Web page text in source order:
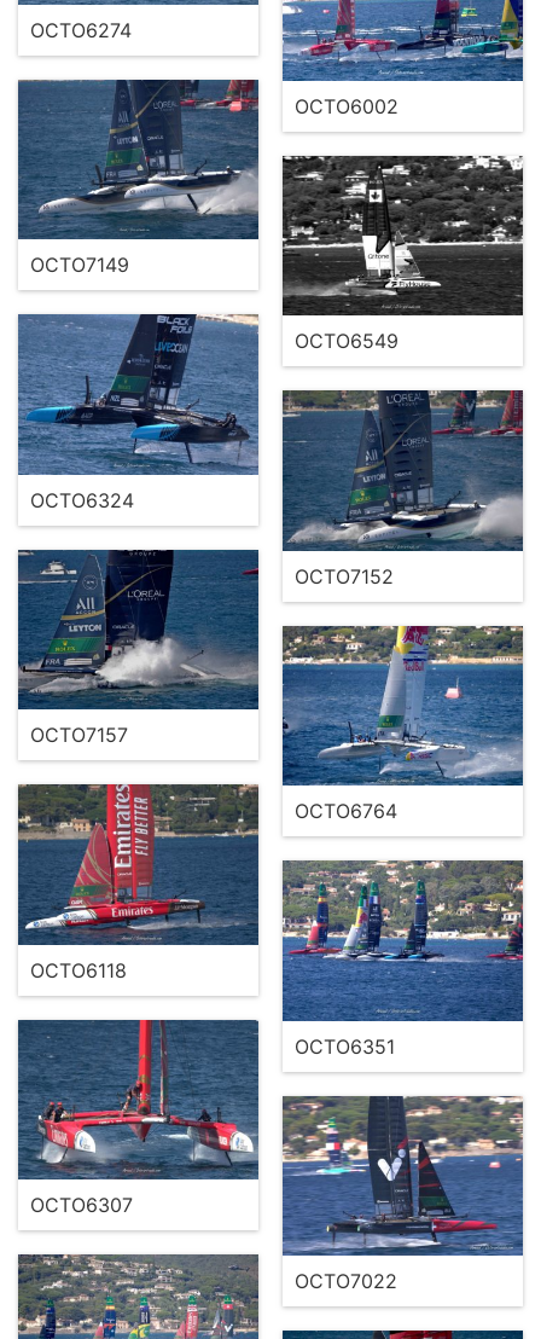
OCTO6274
OCTO6002
OCTO7149
OCTO6549
OCTO6324
OCTO7152
OCTO7157
OCTO6764
OCTO6118
OCTO6351
OCTO6307
OCTO7022